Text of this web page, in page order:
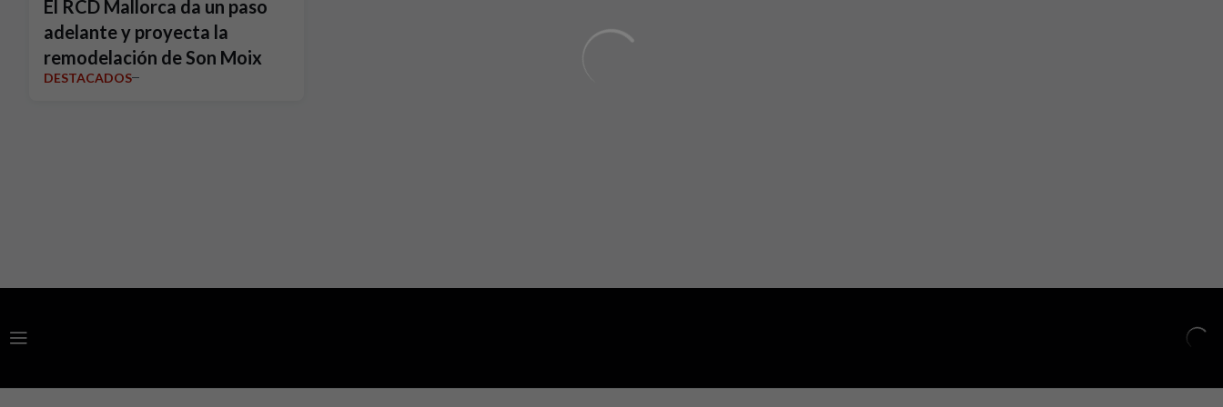
El RCD Mallorca da un paso
adelante y proyecta la
remodelación de Son Moix
DESTACADOS